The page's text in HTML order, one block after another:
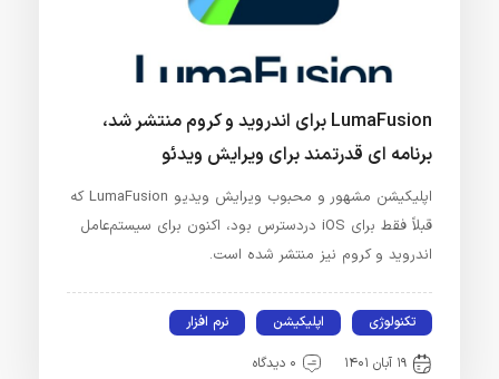
LumaFusion برای اندروید و کروم منتشر شد،
برنامه ای قدرتمند برای ویرایش ویدئو
اپلیکیشن مشهور و محبوب ویرایش ویدیو LumaFusion که
قبلاً فقط برای iOS دردسترس بود، اکنون برای سیستم‌عامل
اندروید و کروم نیز منتشر شده است.
تکنولوژی اپلیکیشن نرم افزار